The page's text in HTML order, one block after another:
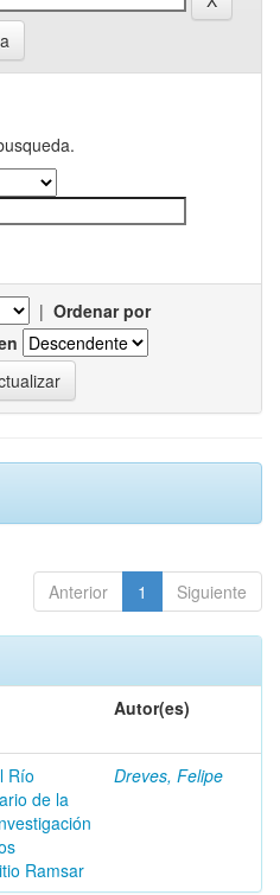
| Ordenar por
Anterior 1 Siguiente
Autor(es)
Río
de la
Ramsar
Dreves, Felipe